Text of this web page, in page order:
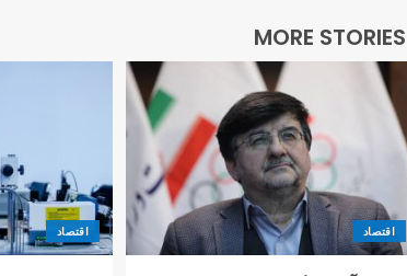
MORE STORIES
اقتصاد اقتصاد